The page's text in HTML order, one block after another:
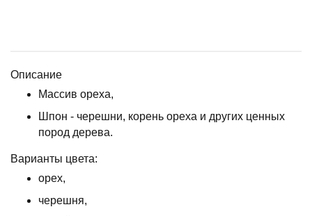
Описание
Массив ореха,
Шпон - черешни, корень ореха и других ценных
пород дерева.
Варианты цвета:
орех,
черешня,